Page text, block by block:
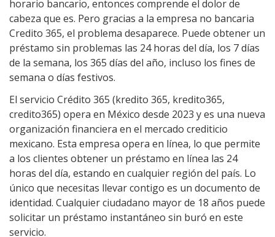
horario bancario, entonces comprende el dolor de
cabeza que es. Pero gracias a la empresa no bancaria
Credito 365, el problema desaparece. Puede obtener un
préstamo sin problemas las 24 horas del día, los 7 días
de la semana, los 365 días del año, incluso los fines de
semana o días festivos.
El servicio Crédito 365 (kredito 365, kredito365,
credito365) opera en México desde 2023 y es una nueva
organización financiera en el mercado crediticio
mexicano. Esta empresa opera en línea, lo que permite
a los clientes obtener un préstamo en línea las 24
horas del día, estando en cualquier región del país. Lo
único que necesitas llevar contigo es un documento de
identidad. Cualquier ciudadano mayor de 18 años puede
solicitar un préstamo instantáneo sin buró en este
servicio.